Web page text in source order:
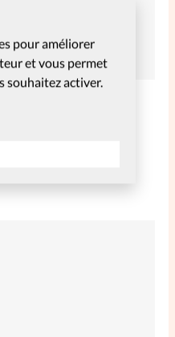
pour améliorer
et vous permet
souhaitez activer.
en font-ils